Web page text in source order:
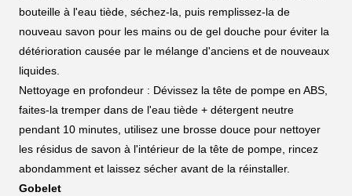
bouteille à l'eau tiède, séchez-la, puis remplissez-la de
nouveau savon pour les mains ou de gel douche pour éviter la
détérioration causée par le mélange d'anciens et de nouveaux
liquides.
Nettoyage en profondeur : Dévissez la tête de pompe en ABS,
faites-la tremper dans de l'eau tiède + détergent neutre
pendant 10 minutes, utilisez une brosse douce pour nettoyer
les résidus de savon à l'intérieur de la tête de pompe, rincez
abondamment et laissez sécher avant de la réinstaller.
Gobelet